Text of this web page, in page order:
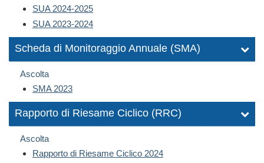
SUA 2024-2025
SUA 2023-2024
Scheda di Monitoraggio Annuale (SMA)
Ascolta
SMA 2023
Rapporto di Riesame Ciclico (RRC)
Ascolta
Rapporto di Riesame Ciclico 2024